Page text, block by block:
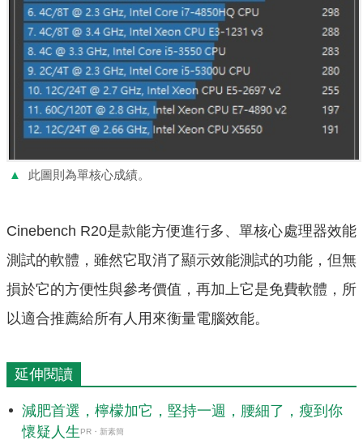
▲ 此圖則為單核心成績。
Cinebench R20是款能方便進行多、單核心處理器效能
測試的軟體，雖然它取消了顯示效能測試的功能，但無
損於它的方便性與參考價值，再加上它是免費軟體，所
以適合推薦給所有人用來衡量電腦效能。
延伸閱讀
減肥首選，檸檬加它，堅持一週，腰細了，瘦到你
懷疑人生 PR・新素簡